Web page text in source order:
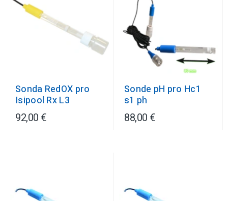
Sonda RedOX pro
Isipool Rx L3
92,00 €
Sonde pH pro Hc1
s1 ph
88,00 €